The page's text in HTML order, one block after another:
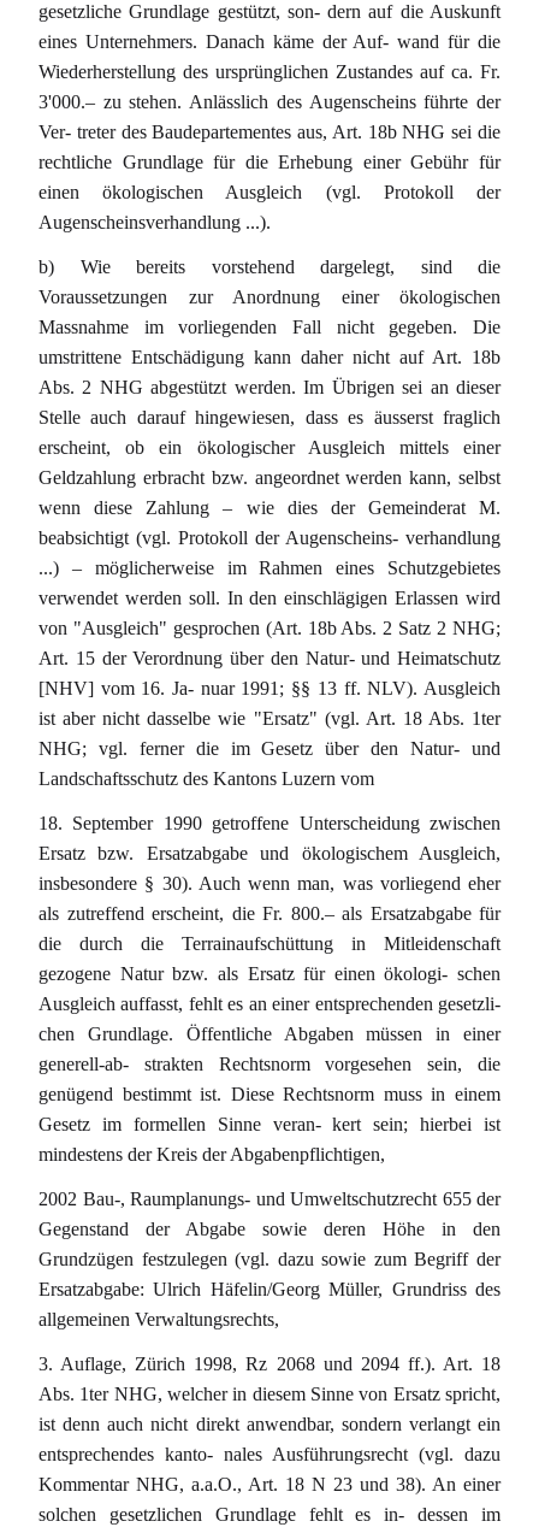
gesetzliche Grundlage gestützt, son- dern auf die Auskunft
eines Unternehmers. Danach käme der Auf- wand für die
Wiederherstellung des ursprünglichen Zustandes auf ca. Fr.
3'000.– zu stehen. Anlässlich des Augenscheins führte der
Ver- treter des Baudepartementes aus, Art. 18b NHG sei die
rechtliche Grundlage für die Erhebung einer Gebühr für
einen ökologischen Ausgleich (vgl. Protokoll der
Augenscheinsverhandlung ...).
b) Wie bereits vorstehend dargelegt, sind die
Voraussetzungen zur Anordnung einer ökologischen
Massnahme im vorliegenden Fall nicht gegeben. Die
umstrittene Entschädigung kann daher nicht auf Art. 18b
Abs. 2 NHG abgestützt werden. Im Übrigen sei an dieser
Stelle auch darauf hingewiesen, dass es äusserst fraglich
erscheint, ob ein ökologischer Ausgleich mittels einer
Geldzahlung erbracht bzw. angeordnet werden kann, selbst
wenn diese Zahlung – wie dies der Gemeinderat M.
beabsichtigt (vgl. Protokoll der Augenscheins- verhandlung
...) – möglicherweise im Rahmen eines Schutzgebietes
verwendet werden soll. In den einschlägigen Erlassen wird
von "Ausgleich" gesprochen (Art. 18b Abs. 2 Satz 2 NHG;
Art. 15 der Verordnung über den Natur- und Heimatschutz
[NHV] vom 16. Ja- nuar 1991; §§ 13 ff. NLV). Ausgleich
ist aber nicht dasselbe wie "Ersatz" (vgl. Art. 18 Abs. 1ter
NHG; vgl. ferner die im Gesetz über den Natur- und
Landschaftsschutz des Kantons Luzern vom
18. September 1990 getroffene Unterscheidung zwischen
Ersatz bzw. Ersatzabgabe und ökologischem Ausgleich,
insbesondere § 30). Auch wenn man, was vorliegend eher
als zutreffend erscheint, die Fr. 800.– als Ersatzabgabe für
die durch die Terrainaufschüttung in Mitleidenschaft
gezogene Natur bzw. als Ersatz für einen ökologi- schen
Ausgleich auffasst, fehlt es an einer entsprechenden gesetzli-
chen Grundlage. Öffentliche Abgaben müssen in einer
generell-ab- strakten Rechtsnorm vorgesehen sein, die
genügend bestimmt ist. Diese Rechtsnorm muss in einem
Gesetz im formellen Sinne veran- kert sein; hierbei ist
mindestens der Kreis der Abgabenpflichtigen,
2002 Bau-, Raumplanungs- und Umweltschutzrecht 655 der
Gegenstand der Abgabe sowie deren Höhe in den
Grundzügen festzulegen (vgl. dazu sowie zum Begriff der
Ersatzabgabe: Ulrich Häfelin/Georg Müller, Grundriss des
allgemeinen Verwaltungsrechts,
3. Auflage, Zürich 1998, Rz 2068 und 2094 ff.). Art. 18
Abs. 1ter NHG, welcher in diesem Sinne von Ersatz spricht,
ist denn auch nicht direkt anwendbar, sondern verlangt ein
entsprechendes kanto- nales Ausführungsrecht (vgl. dazu
Kommentar NHG, a.a.O., Art. 18 N 23 und 38). An einer
solchen gesetzlichen Grundlage fehlt es in- dessen im